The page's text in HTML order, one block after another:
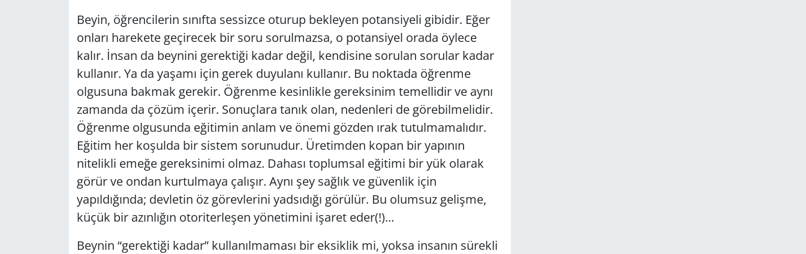
Beyin, öğrencilerin sınıfta sessizce oturup bekleyen potansiyeli gibidir. Eğer
onları harekete geçirecek bir soru sorulmazsa, o potansiyel orada öylece
kalır. İnsan da beynini gerektiği kadar değil, kendisine sorulan sorular kadar
kullanır. Ya da yaşamı için gerek duyulanı kullanır. Bu noktada öğrenme
olgusuna bakmak gerekir. Öğrenme kesinlikle gereksinim temellidir ve aynı
zamanda da çözüm içerir. Sonuçlara tanık olan, nedenleri de görebilmelidir.
Öğrenme olgusunda eğitimin anlam ve önemi gözden ırak tutulmamalıdır.
Eğitim her koşulda bir sistem sorunudur. Üretimden kopan bir yapının
nitelikli emeğe gereksinimi olmaz. Dahası toplumsal eğitimi bir yük olarak
görür ve ondan kurtulmaya çalışır. Aynı şey sağlık ve güvenlik için
yapıldığında; devletin öz görevlerini yadsıdığı görülür. Bu olumsuz gelişme,
küçük bir azınlığın otoriterleşen yönetimini işaret eder(!)…
Beynin “gerektiği kadar” kullanılmaması bir eksiklik mi, yoksa insanın sürekli